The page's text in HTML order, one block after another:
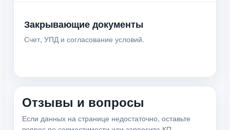
Закрывающие документы
Счет, УПД и согласование условий.
Отзывы и вопросы
Если данных на странице недостаточно, оставьте